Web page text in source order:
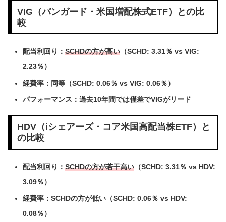
VIG（バンガード・米国増配株式ETF）との比
較
配当利回り： SCHDの方が高い（SCHD: 3.31％ vs VIG:
2.23％）
経費率：同等（SCHD: 0.06％ vs VIG: 0.06％）
パフォーマンス：過去10年間では僅差でVIGがリード
HDV（iシェアーズ・コア米国高配当株ETF）と
の比較
配当利回り： SCHDの方が若干高い（SCHD: 3.31％ vs HDV:
3.09％）
経費率：SCHDの方が低い（SCHD: 0.06％ vs HDV:
0.08％）